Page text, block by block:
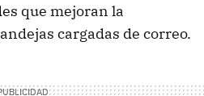
que mejoran la
cargadas de correo.